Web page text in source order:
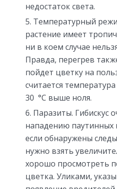
недостаток света.
Температурный
растение имеет
ни в коем случае
Правда, перегрев
пойдет цветку на
считается
30 °C выше ноля.
Паразиты. Гибискус
нападению паутинных
если обнаружены
нужно взять
хорошо просмотреть
цветка. Уликами,